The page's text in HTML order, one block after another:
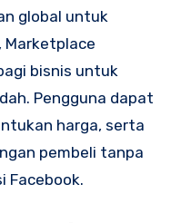
global untuk
Marketplace
bisnis untuk
Pengguna dapat
harga, serta
pembeli tanpa
Facebook.